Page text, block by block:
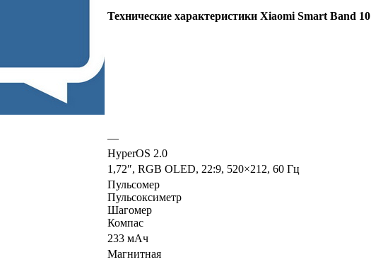
Технические характеристики Xiaomi Smart Band 10
—
HyperOS 2.0
1,72″, RGB OLED, 22:9, 520×212, 60 Гц
Пульсомер
Пульсоксиметр
Шагомер
Компас
233 мАч
Магнитная